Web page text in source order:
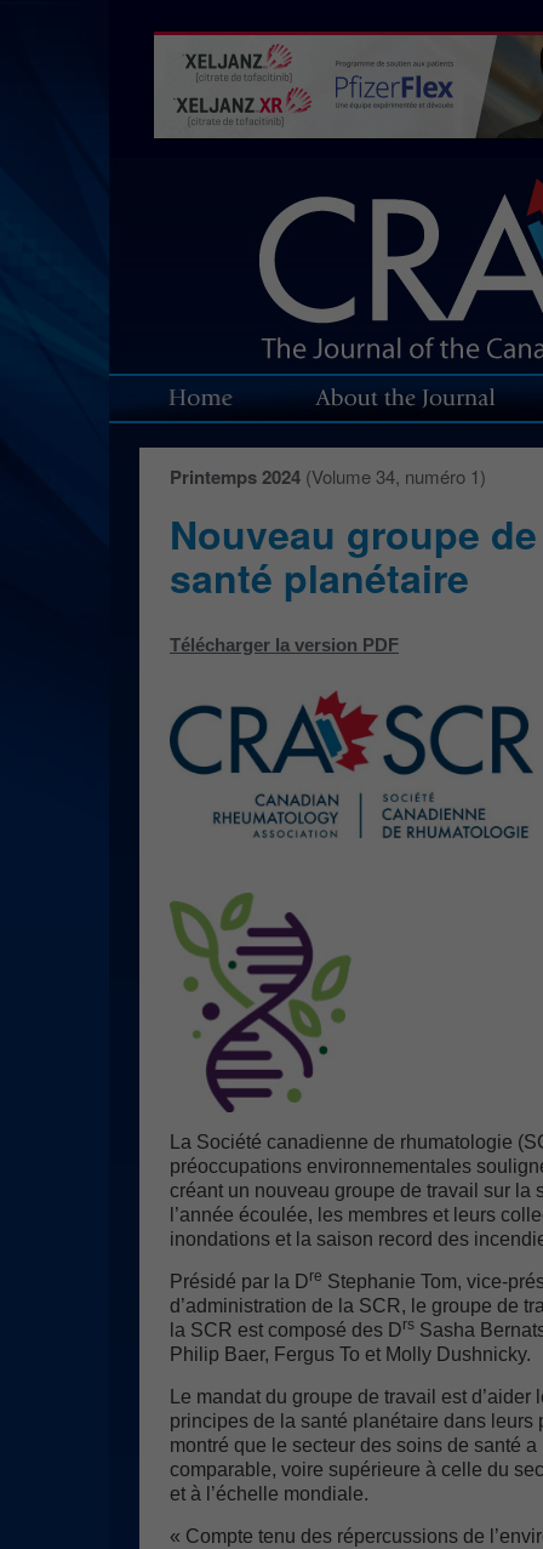
Printemps 2024 (Volume 34, numéro 1)
Nouveau groupe
santé planétaire
Télécharger la version PDF
La Société canadienne de rhumatologie
préoccupations environnementales
créant un nouveau groupe de travail sur la
l’année écoulée, les membres et leurs
inondations et la saison record des
Présidé par la Dre Stephanie Tom, vice-
d’administration de la SCR, le groupe de
la SCR est composé des Drs Sasha
Philip Baer, Fergus To et Molly Dushnicky.
Le mandat du groupe de travail est
principes de la santé planétaire dans leurs
montré que le secteur des soins de santé
comparable, voire supérieure à celle du
et à l’échelle mondiale.
« Compte tenu des répercussions de